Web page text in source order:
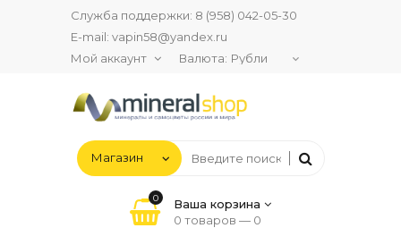
Служба поддержки: 8 (958) 042-05-30
E-mail: vapin58@yandex.ru
Мой аккаунт
Валюта:
0
Ваша корзина
0 товаров — 0